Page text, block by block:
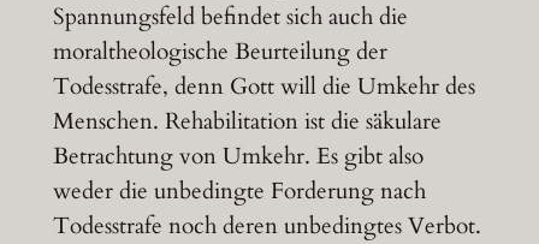
Spannungsfeld befindet sich auch die
moraltheologische Beurteilung der
Todesstrafe, denn Gott will die Umkehr des
Menschen. Rehabilitation ist die säkulare
Betrachtung von Umkehr. Es gibt also
weder die unbedingte Forderung nach
Todesstrafe noch deren unbedingtes Verbot.